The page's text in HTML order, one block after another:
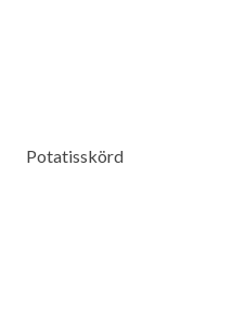
Potatisskörd